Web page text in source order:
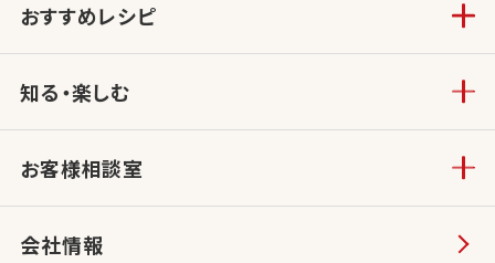
おすすめレシピ
知る・楽しむ
お客様相談室
会社情報